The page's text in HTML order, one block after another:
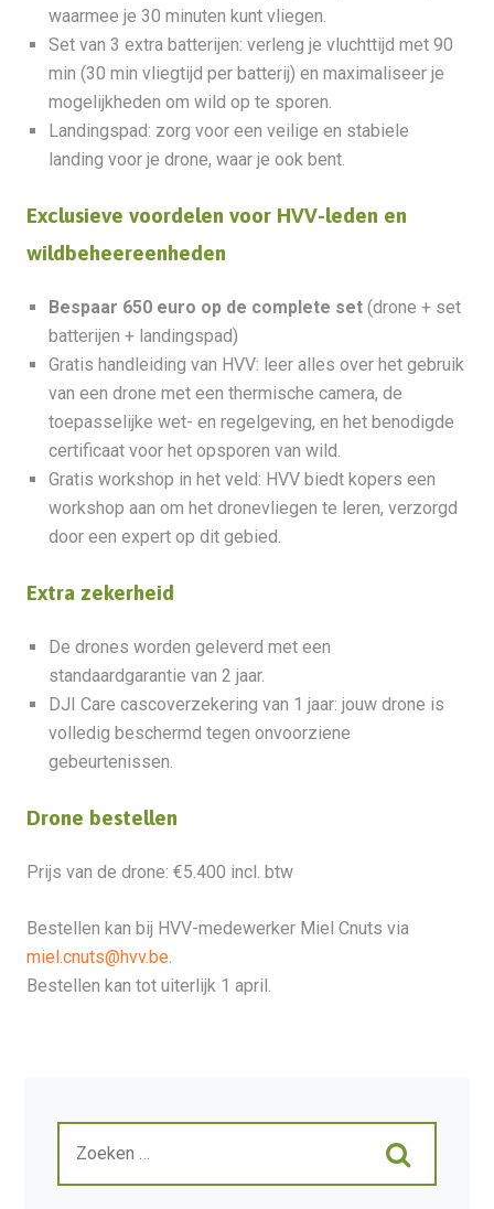
waarmee je 30 minuten kunt vliegen.
Set van 3 extra batterijen: verleng je vluchttijd met 90
min (30 min vliegtijd per batterij) en maximaliseer je
mogelijkheden om wild op te sporen.
Landingspad: zorg voor een veilige en stabiele
landing voor je drone, waar je ook bent.
Exclusieve voordelen voor HVV-leden en
wildbeheereenheden
Bespaar 650 euro op de complete set(drone + set
batterijen + landingspad)
Gratis handleiding van HVV: leer alles over het gebruik
van een drone met een thermische camera, de
toepasselijke wet- en regelgeving, en het benodigde
certificaat voor het opsporen van wild.
Gratis workshop in het veld: HVV biedt kopers een
workshop aan om het dronevliegen te leren, verzorgd
door een expert op dit gebied.
Extra zekerheid
De drones worden geleverd met een
standaardgarantie van 2 jaar.
DJI Care cascoverzekering van 1 jaar: jouw drone is
volledig beschermd tegen onvoorziene
gebeurtenissen.
Drone bestellen
Prijs van de drone: €5.400 incl. btw
Bestellen kan bij HVV-medewerker Miel Cnuts via
miel.cnuts@hvv.be.
Bestellen kan tot uiterlijk 1 april.